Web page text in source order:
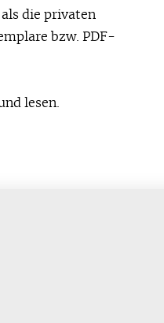
die privaten
bzw. PDF-
lesen.